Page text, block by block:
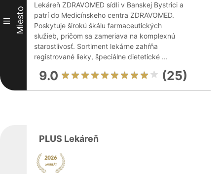
III Miesto
Lekáreň ZDRAVOMED sídli v Banskej Bystrici a
patrí do Medicínskeho centra ZDRAVOMED.
Poskytuje širokú škálu farmaceutických
služieb, pričom sa zameriava na komplexnú
starostlivosť. Sortiment lekárne zahŕňa
registrované lieky, špeciálne dietetické ...
9.0 (25)
PLUS Lekáreň